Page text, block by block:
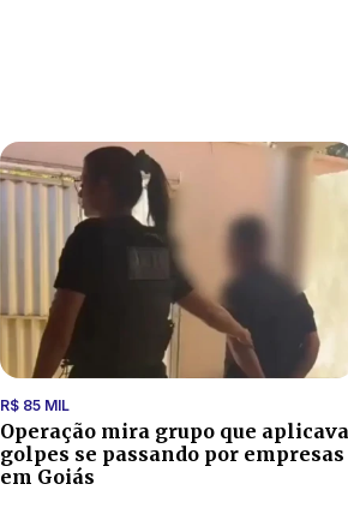
R$ 85 MIL
Operação mira grupo que aplicava
golpes se passando por empresas
em Goiás